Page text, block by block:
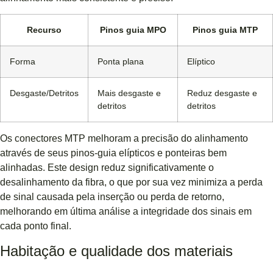
Recurso Pinos guia MPO Pinos guia MTP
Forma Ponta plana Elíptico
Desgaste/Detritos
Mais desgaste e
detritos
Reduz desgaste e
detritos
Os conectores MTP melhoram a precisão do alinhamento
através de seus pinos-guia elípticos e ponteiras bem
alinhadas. Este design reduz significativamente o
desalinhamento da fibra, o que por sua vez minimiza a perda
de sinal causada pela inserção ou perda de retorno,
melhorando em última análise a integridade dos sinais em
cada ponto final.
Habitação e qualidade dos materiais